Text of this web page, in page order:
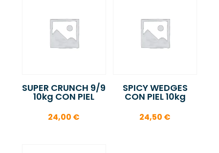
SUPER CRUNCH 9/9
10kg CON PIEL
24,00 €
SPICY WEDGES
CON PIEL 10kg
24,50 €